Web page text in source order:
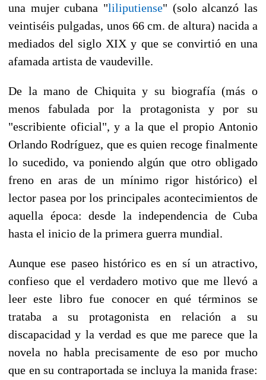
una mujer cubana "liliputiense" (solo alcanzó las
veintiséis pulgadas, unos 66 cm. de altura) nacida a
mediados del siglo XIX y que se convirtió en una
afamada artista de vaudeville.
De la mano de Chiquita y su biografía (más o
menos fabulada por la protagonista y por su
"escribiente oficial", y a la que el propio Antonio
Orlando Rodríguez, que es quien recoge finalmente
lo sucedido, va poniendo algún que otro obligado
freno en aras de un mínimo rigor histórico) el
lector pasea por los principales acontecimientos de
aquella época: desde la independencia de Cuba
hasta el inicio de la primera guerra mundial.
Aunque ese paseo histórico es en sí un atractivo,
confieso que el verdadero motivo que me llevó a
leer este libro fue conocer en qué términos se
trataba a su protagonista en relación a su
discapacidad y la verdad es que me parece que la
novela no habla precisamente de eso por mucho
que en su contraportada se incluya la manida frase: